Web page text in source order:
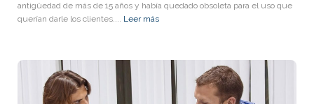
antigüedad de más de 15 años y había quedado obsoleta para el uso que
querían darle los clientes.... Leer más